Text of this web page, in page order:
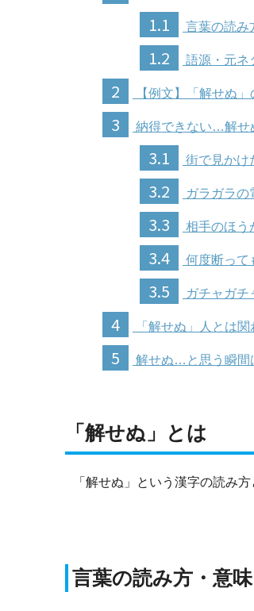
1.1 言葉の読み
1.2 語源・元ネ
2 【例文】「解せぬ
3 納得できない…解せ
3.1 街で見かけ
3.2 ガラガラの
3.3 相手のほう
3.4 何度断って
3.5 ガチャガチ
4 「解せぬ」人とは
5 解せぬ…と思う瞬間
「解せぬ」とは
「解せぬ」という漢字の読み
言葉の読み方・意味